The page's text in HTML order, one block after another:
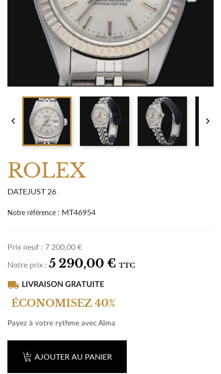
 
ROLEX
DATEJUST 26
Notre référence : MT46954
Prix neuf : 7 200,00 €
Notre prix : 5 290,00 € TTC
local_shipping LIVRAISON GRATUITE
ÉCONOMISEZ 40%
Payez à votre rythme avec Alma
AJOUTER AU PANIER